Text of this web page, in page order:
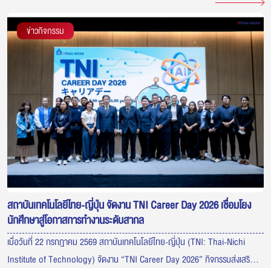
ข่าวกิจกรรม
สถาบันเทคโนโลยีไทย-ญี่ปุ่น จัดงาน TNI Career Day 2026 เชื่อมโยง
นักศึกษาสู่โอกาสการทำงานระดับสากล
เมื่อวันที่ 22 กรกฎาคม 2569 สถาบันเทคโนโลยีไทย-ญี่ปุ่น (TNI: Thai-Nichi
Institute of Technology) จัดงาน “TNI Career Day 2026” กิจกรรมส่งเสริม